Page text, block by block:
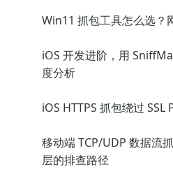
Win11 抓包工具怎么选？
iOS 开发进阶，用
度分析
iOS HTTPS 抓包绕过
移动端 TCP/UDP 数据流
层的排查路径